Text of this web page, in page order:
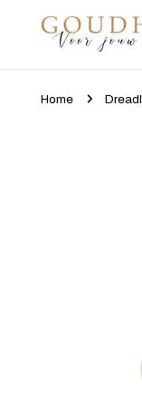
naar artikel
Home